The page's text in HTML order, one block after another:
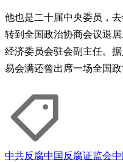
他也是二十届中央委员，
转到全国政治协商会议退
经济委员会驻会副主任。
易会满还曾出席一场全国政
中共反腐中国反腐证监会中